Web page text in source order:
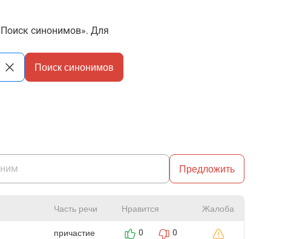
синонимов». Для
Поиск синонимов
Предложить
Часть речи Нравится Жалоба
причастие 0 0